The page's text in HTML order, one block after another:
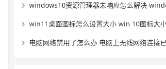
windows10资源管理器未响应怎么解决 window10资源管理器
win11桌面图标怎么设置大小 win 10图标大小怎么
电脑网络禁用了怎么办 电脑上无线网络连接已禁用怎